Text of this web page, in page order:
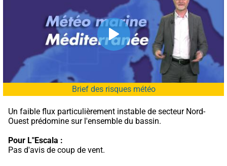
Brief des risques météo
Un faible flux particulièrement instable de secteur Nord-
Ouest prédomine sur l'ensemble du bassin.
Pour L"Escala :
Pas d'avis de coup de vent.